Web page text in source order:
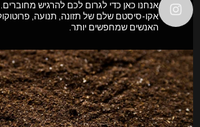
אנחנו כאן כדי לגרום לכם להרגיש מחוברים.
אקו-סיסטם שלם של תזונה, תנועה,
האנשים שמחפשים יותר.